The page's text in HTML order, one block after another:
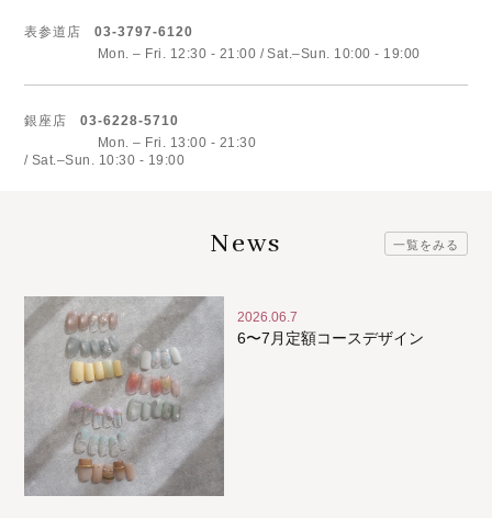
表参道店
03-3797-6120
Mon. – Fri. 12:30 - 21:00
Sat.–Sun. 10:00 - 19:00
銀座店
03-6228-5710
Mon. – Fri. 13:00 - 21:30
Sat.–Sun. 10:30 - 19:00
News 一覧をみる
2026.06.7
6〜7月定額コースデザイン